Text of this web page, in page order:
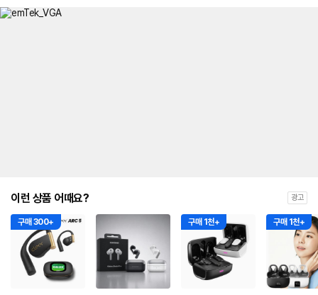
이런 상품 어때요? 광고
구매 300+ 구매 1천+ 구매 1천+